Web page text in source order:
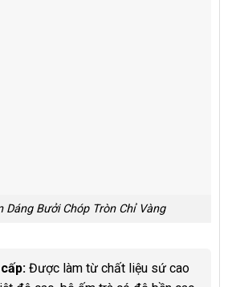
Dáng Bưởi Chóp Tròn Chỉ Vàng
Được làm từ chất liệu sứ cao